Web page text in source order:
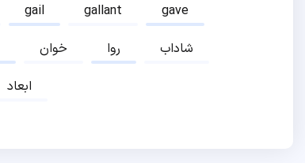
gail gallant
gave
خوان روا
شاداب
ابعاد